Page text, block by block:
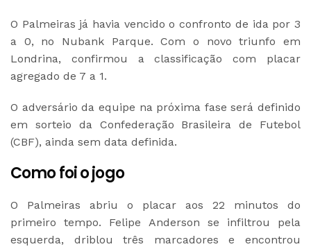
O Palmeiras já havia vencido o confronto de ida por 3
a 0, no Nubank Parque. Com o novo triunfo em
Londrina, confirmou a classificação com placar
agregado de 7 a 1.
O adversário da equipe na próxima fase será definido
em sorteio da Confederação Brasileira de Futebol
(CBF), ainda sem data definida.
Como foi o jogo
O Palmeiras abriu o placar aos 22 minutos do
primeiro tempo. Felipe Anderson se infiltrou pela
esquerda, driblou três marcadores e encontrou